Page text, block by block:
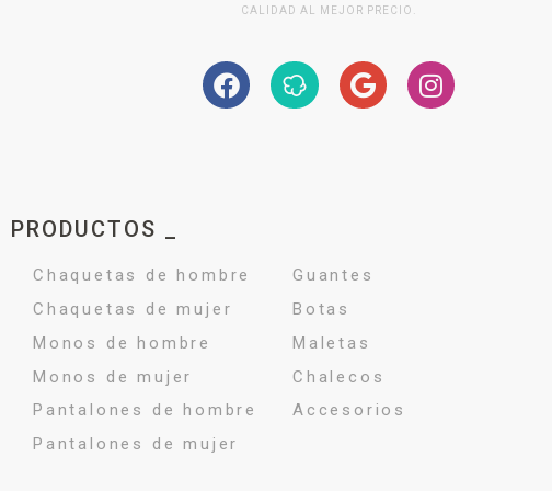
CALIDAD AL MEJOR PRECIO.
PRODUCTOS _
Chaquetas de hombre
Chaquetas de mujer
Monos de hombre
Monos de mujer
Pantalones de hombre
Pantalones de mujer
Guantes
Botas
Maletas
Chalecos
Accesorios